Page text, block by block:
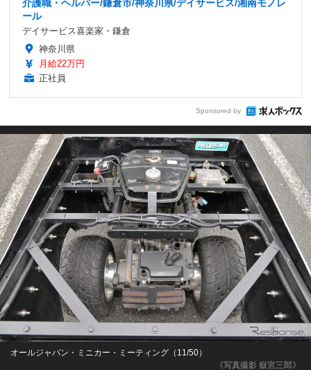
介護職・ヘルパー/鎌倉市/神奈川県/デイサービス/湘南モノレ
ール
デイサービス喜楽家・鎌倉
神奈川県
月給22万円
正社員
Sponsored by
《写真撮影 嶽宮三郎》
オールジャパン・ミニカー・ミーティング（11/50）